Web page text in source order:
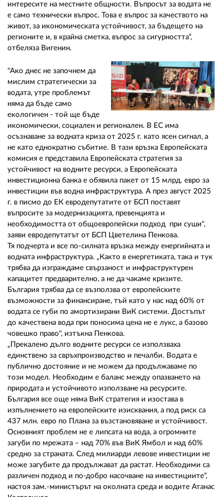
интересите на местните общности. Въпросът за водата не
е само технически въпрос. Това е въпрос за качеството на
живот, за икономическата устойчивост, за бъдещето на
регионите и, в крайна сметка, въпрос за сигурността“,
отбеляза Вигенин.
"Ако днес не започнем да
мислим стратегически за
водата, утре проблемът
няма да бъде само
екологичен - той ще бъде
икономически, социален и регионален. В ЕС има
осъзнаване за водната криза от 2025 г. като ясен сигнал, а
не като еднократно събитие. В тази връзка Европейската
комисия е представила Европейската стратегия за
устойчивост на водните ресурси, а Европейската
инвестиционна банка е обявила пакет от 15 млрд. евро за
инвестиции във водна инфраструктура. А през август 2025
г. в писмо до ЕК евродепутатите от БСП поставят
въпросите за модернизацията, превенцията и
необходимостта от общоевропейски подход при суши",
заяви евродепутатът от БСП Цветелина Пенкова.
Тя подчерта и все по-силната връзка между енергийната и
водната инфраструктура. „Както в енергетиката, така и тук
трябва да изграждаме свързаност и инфраструктурен
капацитет предварително, а не да чакаме кризите.
България трябва да се възползва от европейските
възможности за финансиране, тъй като у нас над 60% от
водата се губи по амортизирани ВиК системи. Достъпът
до качествена вода при поносима цена не е лукс, а базово
човешко право", изтъкна Пенкова.
„Прекалено дълго водните ресурси се използваха
единствено за свръхпроизводство и печалби. Водата е
публично достояние и не можем да продължаваме по
този модел. Необходим е баланс между опазването на
природата и устойчивото използване на ресурсите.
България все още няма ВиК стратегия и изостава в
изпълнението на европейските изисквания, а под риск са
437 млн. евро по Плана за възстановяване и устойчивост.
Основният проблем не е липсата на вода, а огромните
загуби по мрежата – над 70% във ВиК Ямбол и над 60%
средно за страната. След милиарди левове инвестиции не
може загубите да продължават да растат. Необходими са
различен подход и по-добро насочване на инвестициите“,
настоя зам.-министърът на околната среда и водите Атанас